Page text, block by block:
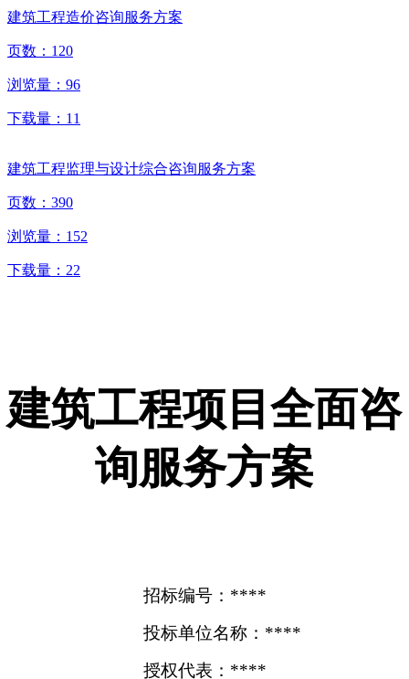
建筑工程造价咨询服务方案
页数： 120
浏览量： 96
下载量： 11
建筑工程监理与设计综合咨询服务方案
页数： 390
浏览量： 152
下载量： 22
建筑工程项目全面咨
询服务方案
招标编号：****
投标单位名称：****
授权代表：****